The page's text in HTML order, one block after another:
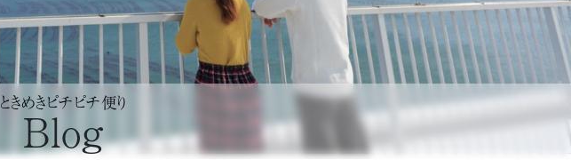
ときめきピチピチ便り
Blog